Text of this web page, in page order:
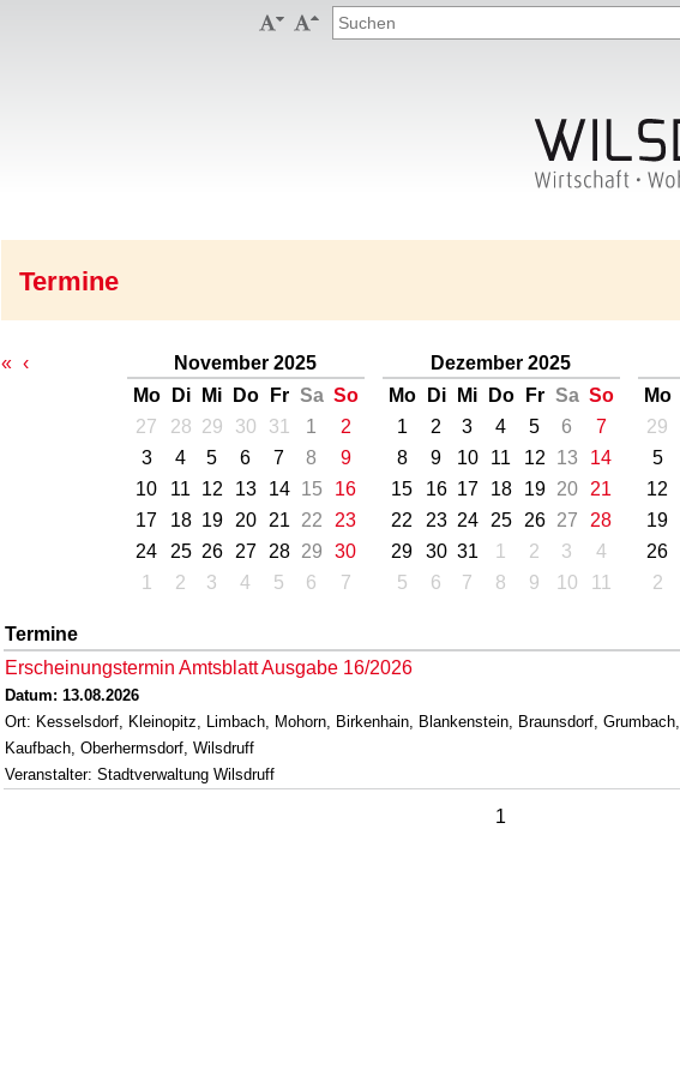
 
Termine
« ‹
November 2025
Mo
Di Mi Do Fr Sa So
27
28 29 30 31 1
2
3
4 5 6 7 8
9
10
11 12 13 14 15
16
17
18 19 20 21 22
23
24
25 26 27 28 29
30
1
2 3 4 5 6 7
Dezember 2025
Mo
Di Mi Do Fr Sa So
1
2 3 4 5 6
7
8
9 10 11 12 13
14
15
16 17 18 19 20
21
22
23 24 25 26 27
28
29
30 31 1 2 3
4
5
6 7 8 9 10 11
Mo
29
5
12
19
26
2
Termine
Erscheinungstermin Amtsblatt Ausgabe 16/2026
Datum: 13.08.2026
Ort: Kesselsdorf, Kleinopitz, Limbach, Mohorn, Birkenhain, Blankenstein, Braunsdorf,
Kaufbach, Oberhermsdorf, Wilsdruff
Veranstalter: Stadtverwaltung Wilsdruff
1